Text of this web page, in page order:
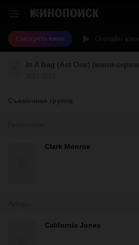
Смотреть кино
Clark Monroe
California Jones